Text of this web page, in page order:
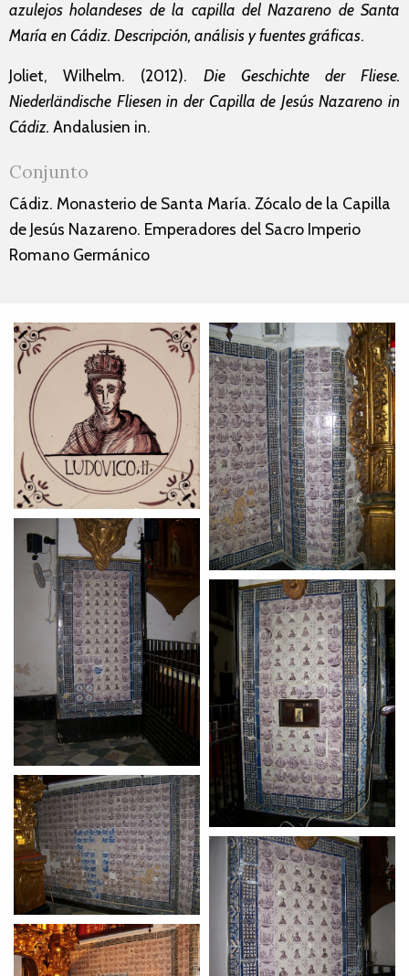
azulejos holandeses de la capilla del Nazareno de Santa
María en Cádiz. Descripción, análisis y fuentes gráficas.
Joliet, Wilhelm. (2012). Die Geschichte der Fliese.
Niederländische Fliesen in der Capilla de Jesús Nazareno in
Cádiz. Andalusien in.
Conjunto
Cádiz. Monasterio de Santa María. Zócalo de la Capilla
de Jesús Nazareno. Emperadores del Sacro Imperio
Romano Germánico